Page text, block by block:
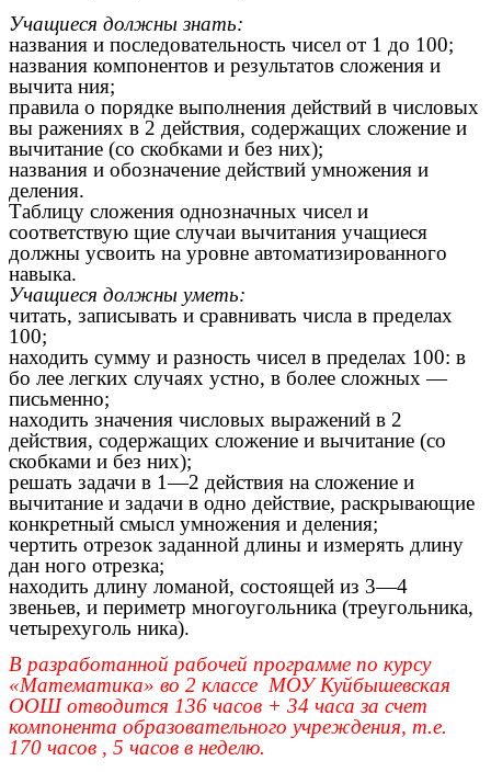
Учащиеся должны знать:
названия и последовательность чисел от 1 до 100;
названия компонентов и результатов сложения и
вычита ния;
правила о порядке выполнения действий в числовых
вы ражениях в 2 действия, содержащих сложение и
вычитание (со скобками и без них);
названия и обозначение действий умножения и
деления.
Таблицу сложения однозначных чисел и
соответствую щие случаи вычитания учащиеся
должны усвоить на уровне автоматизированного
навыка.
Учащиеся должны уметь:
читать, записывать и сравнивать числа в пределах
100;
находить сумму и разность чисел в пределах 100: в
бо лее легких случаях устно, в более сложных —
письменно;
находить значения числовых выражений в 2
действия, содержащих сложение и вычитание (со
скобками и без них);
решать задачи в 1—2 действия на сложение и
вычитание и задачи в одно действие, раскрывающие
конкретный смысл умножения и деления;
чертить отрезок заданной длины и измерять длину
дан ного отрезка;
находить длину ломаной, состоящей из 3—4
звеньев, и периметр многоугольника (треугольника,
четырехуголь ника).
В разработанной рабочей программе по курсу
«Математика» во 2 классе МОУ Куйбышевская
ООШ отводится 136 часов + 34 часа за счет
компонента образовательного учреждения, т.е.
170 часов , 5 часов в неделю.